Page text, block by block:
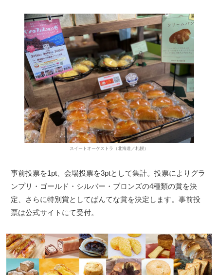
スイートオーケストラ（北海道／札幌）
事前投票を1pt、会場投票を3ptとして集計。投票によりグラ
ンプリ・ゴールド・シルバー・ブロンズの4種類の賞を決
定、さらに特別賞としてぱんてな賞を決定します。事前投
票は公式サイトにて受付。